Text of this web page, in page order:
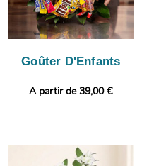
Goûter D'Enfants
A partir de 39,00 €